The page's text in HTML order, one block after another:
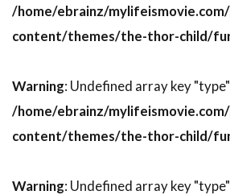
デル・アンドリュース
デル
デレク・ギブソン
デレク・
デヴィッド・O・ラッセル
デヴィッド・S・ウォード
デヴィッド・アーノルド
/home/ebrainz/
content/themes/the-thor-child/
Warning: Undefined array key
/home/ebrainz/
content/themes/the-thor-child/
Warning: Undefined array key